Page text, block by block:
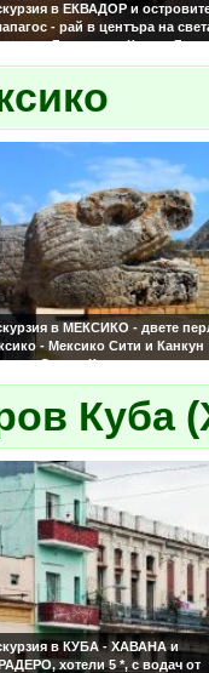
в ЕКВАДОР и
- рай в центъра на
Галапагос, Кито и
с обслужване на
в МЕКСИКО - двете
- Мексико Сити и Канкун
Сити и Канкун
Куба
в КУБА - ХАВАНА и
хотели 5 *, с водач от